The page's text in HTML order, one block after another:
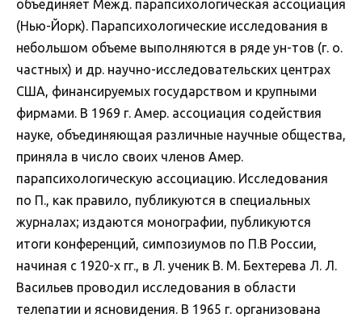
объединяет Межд. парапсихологическая ассоциация
(Нью-Йорк). Парапсихологические исследования в
небольшом объеме выполняются в ряде ун-тов (г. о.
частных) и др. научно-исследовательских центрах
США, финансируемых государством и крупными
фирмами. В 1969 г. Амер. ассоциация содействия
науке, объединяющая различные научные общества,
приняла в число своих членов Амер.
парапсихологическую ассоциацию. Исследования
по П., как правило, публикуются в специальных
журналах; издаются монографии, публикуются
итоги конференций, симпозиумов по П.В России,
начиная с 1920-х гг., в Л. ученик В. М. Бехтерева Л. Л.
Васильев проводил исследования в области
телепатии и ясновидения. В 1965 г. организована